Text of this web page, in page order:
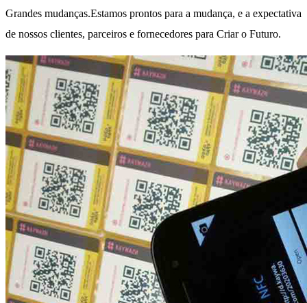
Grandes mudanças.Estamos prontos para a mudança, e a expectativa
de nossos clientes, parceiros e fornecedores para Criar o Futuro.